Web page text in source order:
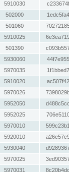
5910030
502000
501060
5910025
501390
5930060
5970035
5910020
5970026
5952050
5952025
5970010
5920010
5930040
5970025
5970031